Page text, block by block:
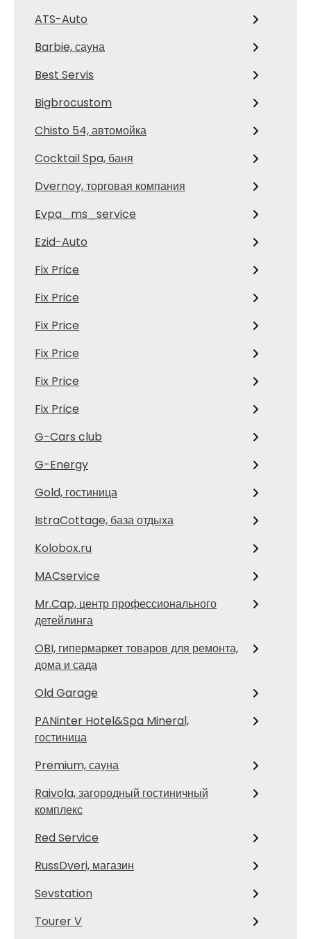
ATS-Auto
Barbie, сауна
Best Servis
Bigbrocustom
Chisto 54, автомойка
Cocktail Spa, баня
Dvernoy, торговая компания
Evpa_ms_service
Ezid-Auto
Fix Price
Fix Price
Fix Price
Fix Price
Fix Price
Fix Price
G-Cars club
G-Energy
Gold, гостиница
IstraCottage, база отдыха
Kolobox.ru
MACservice
Mr.Cap, центр профессионального
детейлинга
OBI, гипермаркет товаров для ремонта,
дома и сада
Old Garage
PANinter Hotel&Spa Mineral,
гостиница
Premium, сауна
Raivola, загородный гостиничный
комплекс
Red Service
RussDveri, магазин
Sevstation
Tourer V